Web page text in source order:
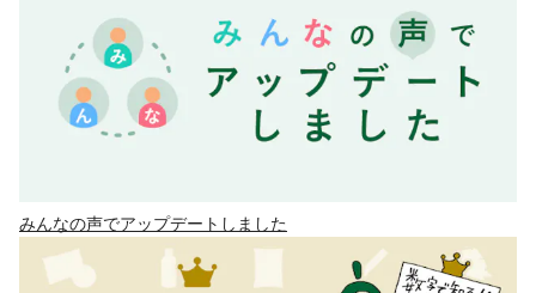
みんなの声でアップデートしました